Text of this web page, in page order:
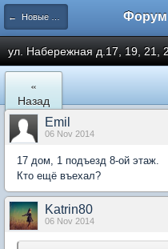
← Новые Водники
ул. Набережная д.17, 19, 21,
«
Назад
Emil
06 Nov 2014
17 дом, 1 подъезд 8-ой этаж.
Кто ещё въехал?
Katrin80
06 Nov 2014